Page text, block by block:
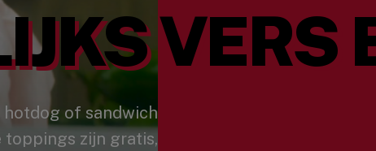
VERS
hotdog of sandwich
toppings zijn gratis,